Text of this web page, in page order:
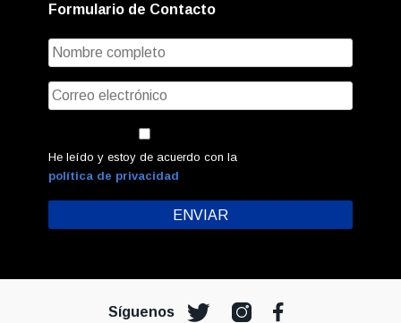
Formulario de Contacto
He leído y estoy de acuerdo con la
política de privacidad
Síguenos